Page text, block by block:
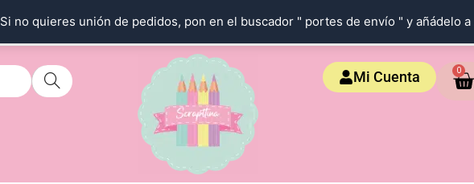
Si no quieres unión de pedidos, pon en el buscador " portes de envío " y añádelo
Mi Cuenta 0